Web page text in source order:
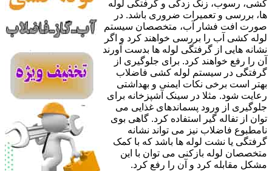
کشی، رسوب، زنگ زدگی و گرفتگی لوله
ها، بررسی و تعمیرات ضروری باشد. در
صورت افت فشار آب، متخصصان سیستم
لوله کشی آب را بررسی خواهند کرد و اگر
نشانه هایی از گرفتگی لوله ها بدست آورند
آن را رفع خواهند کرد. برای جلوگیری از
گرفتگی در سیستم لوله کشی فاضلاب
بهتر است برخی نکات ایمنی و بهداشتی
رعایت شود. مثلا در سینک آشپزخانه برای
جلوگیری از ورود پسماندهای غذایی می
توان از تفاله گیر استفاده کرد. گاهی بوی
نامطبوع فاضلاب نیز می تواند نشانه
گرفتگی یا نشت لوله ها باشد که با کمک
متخصصان لوله بازکنی می توان با این
مشکل مقابله کرد و آن را رفع کرد.